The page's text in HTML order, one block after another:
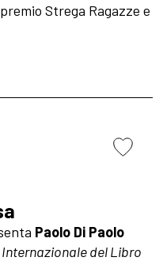
Strega Ragazze e
Paolo Di Paolo
del Libro